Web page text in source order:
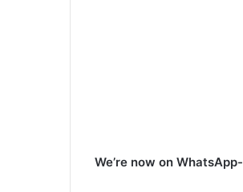
We’re now on WhatsApp-